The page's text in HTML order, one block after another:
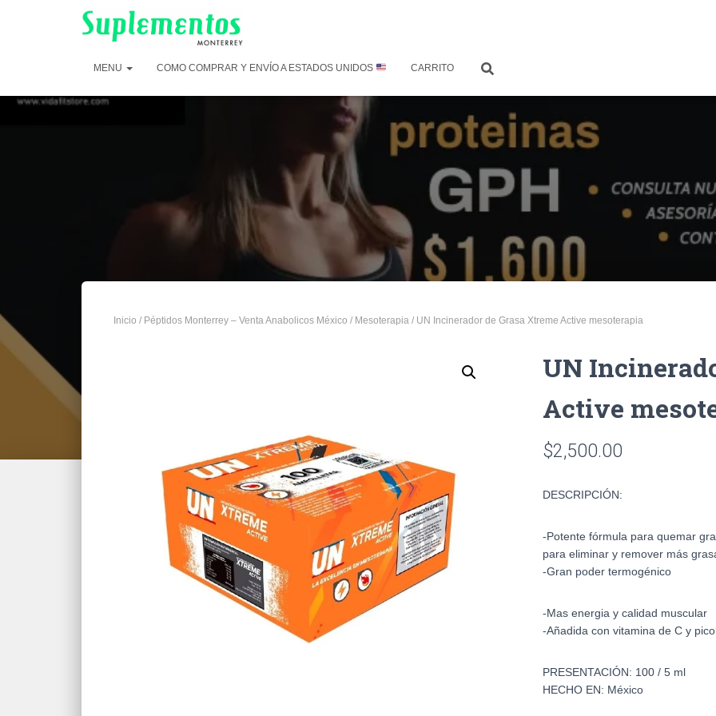
MENU COMO COMPRAR Y ENVÍO A ESTADOS UNIDOS CARRITO
Inicio / Péptidos Monterrey – Venta Anabolicos México / Mesoterapia / UN Incinerador de Grasa Xtreme Active mesoterapia
UN
Active
$2,500.00
DESCRIPCIÓN:
-Potente fórmula para quemar
para eliminar y remover más
-Gran poder termogénico
-Mas energia y calidad muscular
-Añadida con vitamina de C y
PRESENTACIÓN: 100 / 5 ml
HECHO EN: México